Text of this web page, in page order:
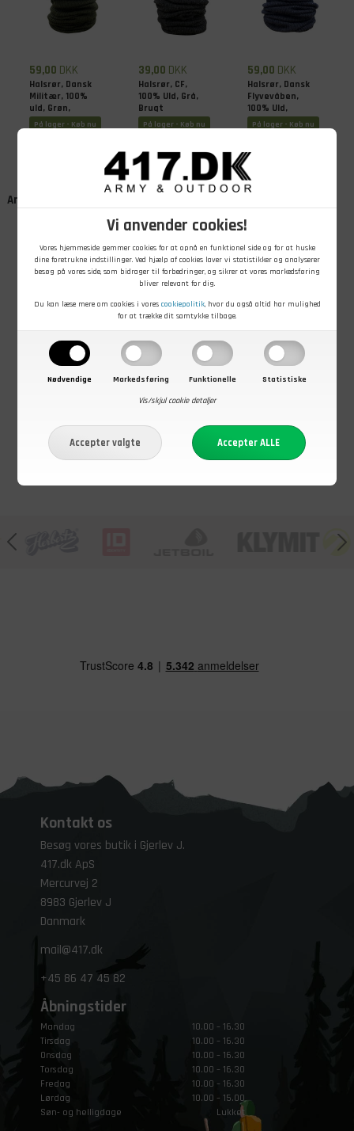
Vi anvender cookies!
Vores hjemmeside gemmer cookies for at opnå en funktionel side og for at huske
dine foretrukne indstillinger. Ved hjælp af cookies laver vi statistikker og analyserer
besøg på vores side, som bidrager til forbedringer, og sikrer at vores markedsføring
bliver relevant for dig.
Du kan læse mere om cookies i vores cookiepolitik, hvor du også altid har mulighed
for at trække dit samtykke tilbage.
Nødvendige Markedsføring Funktionelle
Statistiske
Vis/skjul cookie detaljer
59,00 DKK
Halsrør, Dansk
Militær, 100%
uld, Grøn,
Ubrugt
På lager - Køb nu
39,00 DKK
Halsrør, CF,
100% Uld, Grå,
Brugt
På lager - Køb nu
59,00 DKK
Halsrør, Dansk
Flyvevåben,
100% Uld,
Blågrå, Ubrugt
På lager - Køb nu
Andre kunder købte også
39,00DKK
Halsrør, Dansk
Militær, 100%
uld, Grøn, Brugt
49,00
Strikhue fra
Dansk
Civilforsvar, M
39,00DKK
Muffedisse
M/89
Kontakt os
Besøg vores butik i Gjerlev J.
417.dk ApS
Mercurvej 2
8983 Gjerlev J
Danmark
mail@417.dk
+45 86 47 45 82
Åbningstider
Mandag
10.00 – 16.30
Tirsdag
10.00 – 16.30
Onsdag
10.00 – 16.30
Torsdag
10.00 – 16.30
Fredag
10.00 – 16.30
Lørdag
10.00 – 15.00
Søn- og helligdage
Lukket